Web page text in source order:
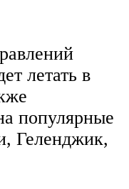
летать в
популярные
Геленджик,